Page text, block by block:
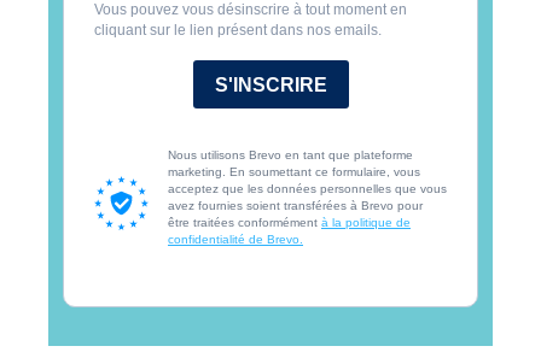
Vous pouvez vous désinscrire à tout moment en
cliquant sur le lien présent dans nos emails.
S'INSCRIRE
Nous utilisons Brevo en tant que plateforme
marketing. En soumettant ce formulaire, vous
acceptez que les données personnelles que vous
avez fournies soient transférées à Brevo pour
être traitées conformément à la politique de
confidentialité de Brevo.